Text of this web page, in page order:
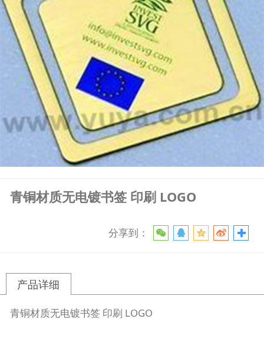
青铜材质无电镀书签 印刷 LOGO
分享到：
产品详细
青铜材质无电镀书签 印刷 LOGO